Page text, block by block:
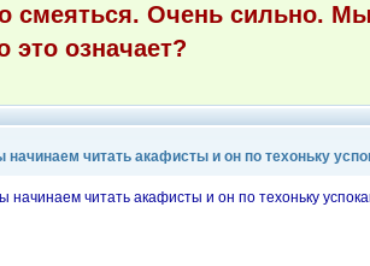
смеяться. Очень сильно.
это означает?
читать акафисты и он по техоньку
читать акафисты и он по техоньку